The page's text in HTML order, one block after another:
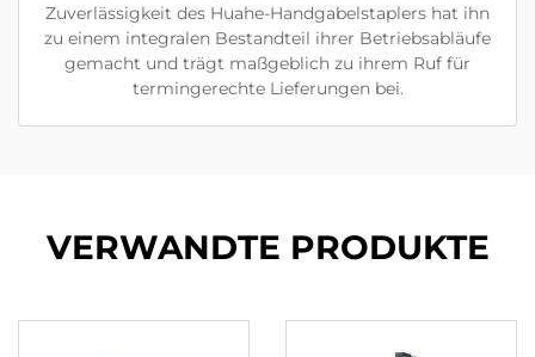
Zuverlässigkeit des Huahe-Handgabelstaplers hat ihn
zu einem integralen Bestandteil ihrer Betriebsabläufe
gemacht und trägt maßgeblich zu ihrem Ruf für
termingerechte Lieferungen bei.
VERWANDTE PRODUKTE